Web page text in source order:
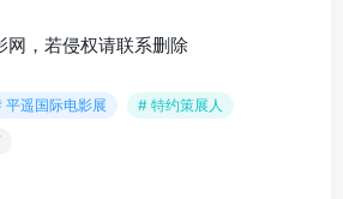
网，若侵权请联系删除
平遥国际电影展
# 特约策展人